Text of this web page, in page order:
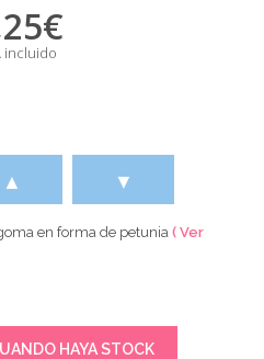
€
incluido
▲ ▼
en forma de petunia( Ver
HAYA STOCK